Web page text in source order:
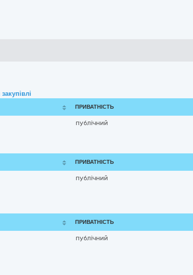
ПРИВАТНІСТЬ
публічний
ПРИВАТНІСТЬ
публічний
ПРИВАТНІСТЬ
публічний